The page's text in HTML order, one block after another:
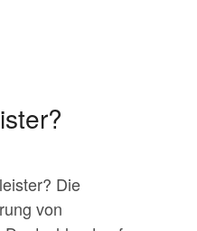
Die
von